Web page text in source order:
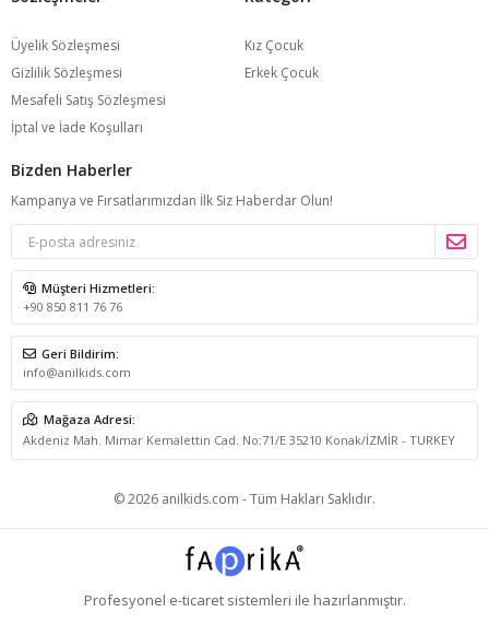
Üyelik Sözleşmesi
Gizlilik Sözleşmesi
Mesafeli Satış Sözleşmesi
İptal ve İade Koşulları
Kız Çocuk
Erkek Çocuk
Bizden Haberler
Kampanya ve Fırsatlarımızdan İlk Siz Haberdar Olun!
Müşteri Hizmetleri:
+90 850 811 76 76
Geri Bildirim:
info@anilkids.com
Mağaza Adresi:
Akdeniz Mah. Mimar Kemalettin Cad. No:71/E 35210 Konak/İZMİR - TURKEY
© 2026 anilkids.com - Tüm Hakları Saklıdır.
Profesyonel e-ticaretsistemleri ile hazırlanmıştır.